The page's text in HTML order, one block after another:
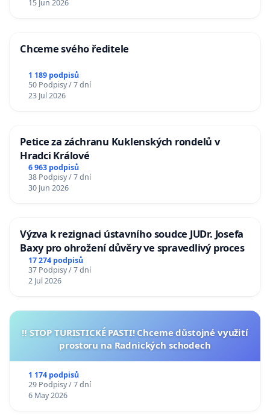
15 Jun 2026
Chceme svého ředitele
1 189 podpisů
50 Podpisy / 7 dní
23 Jul 2026
Petice za záchranu Kuklenských rondelů v
Hradci Králové
6 963 podpisů
38 Podpisy / 7 dní
30 Jun 2026
Výzva k rezignaci ústavního soudce JUDr. Josefa
Baxy pro ohrožení důvěry ve spravedlivý proces
17 274 podpisů
37 Podpisy / 7 dní
2 Jul 2026
‼️ STOP TURISTICKÉ PASTI! Chceme důstojné využití
prostoru na Radnických schodech
1 174 podpisů
29 Podpisy / 7 dní
6 May 2026